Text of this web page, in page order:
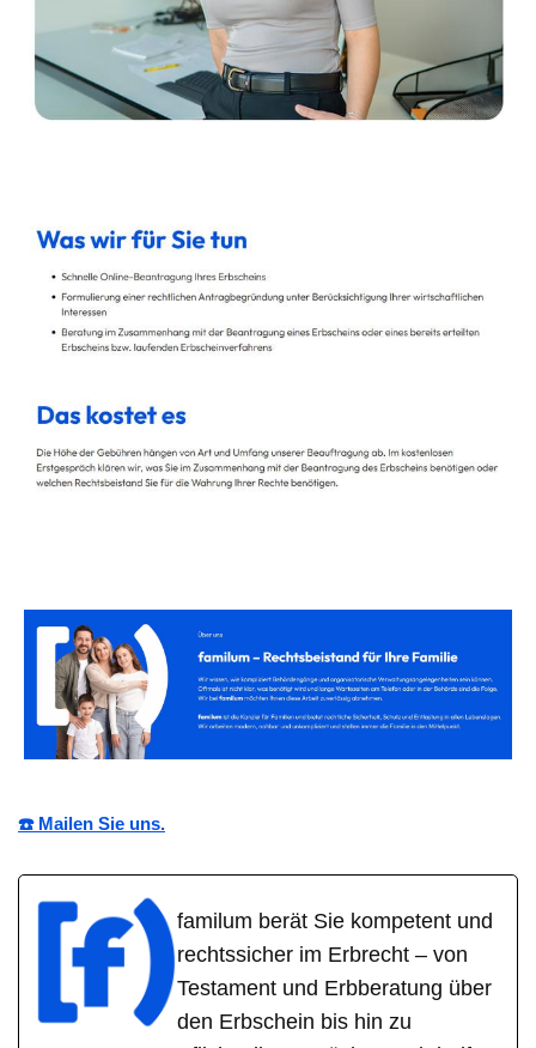
☎️ Mailen Sie uns.
familum berät Sie kompetent und
rechtssicher im Erbrecht – von
Testament und Erbberatung über
den Erbschein bis hin zu